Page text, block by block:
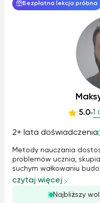
Bezpłatna lekcja próbna
5.0 1
2+ lata doświadczenia
Metody nauczania
problemów ucznia,
suchym wałkowaniu
poprawną wymowę oraz
komfortowo w trakcie
się na czytaniu oraz
czytaj więcej
Najbliższy